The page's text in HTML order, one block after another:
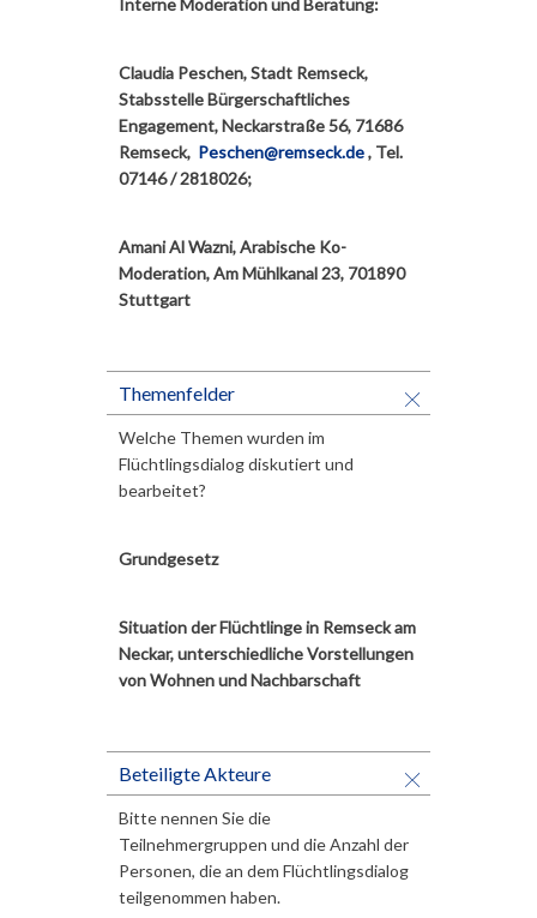
Interne Moderation und Beratung:
Claudia Peschen, Stadt Remseck,
Stabsstelle Bürgerschaftliches
Engagement, Neckarstraße 56, 71686
Remseck, Peschen@remseck.de, Tel.
07146 / 2818026;
Amani Al Wazni, Arabische Ko-
Moderation, Am Mühlkanal 23, 701890
Stuttgart
Themenfelder
Welche Themen wurden im
Flüchtlingsdialog diskutiert und
bearbeitet?
Grundgesetz
Situation der Flüchtlinge in Remseck am
Neckar, unterschiedliche Vorstellungen
von Wohnen und Nachbarschaft
Beteiligte Akteure
Bitte nennen Sie die
Teilnehmergruppen und die Anzahl der
Personen, die an dem Flüchtlingsdialog
teilgenommen haben.